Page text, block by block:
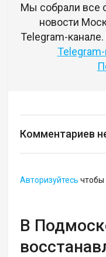
Мы собрали все
новости
Telegram-
Комментариев
Авторизуйтесь чтобы
В